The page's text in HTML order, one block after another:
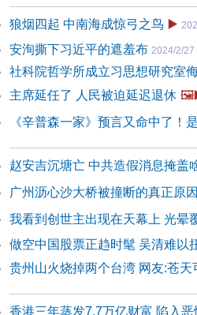
狼烟四起 中南海成惊弓之鸟 ▶️
安洵撕下习近平的遮羞布 2024/2/27
社科院哲学所成立习思想研究室
主席延任了 人民被迫延迟退休
《辛普森一家》预言又命中了！
赵安吉沉塘亡 中共造假消息掩盖
广州沥心沙大桥被撞断的真正原因
我看到创世主出现在天幕上 光晕
做空中国股票正趋时髦 吴清难以
贵州山火烧掉两个台湾 网友:苍天
香港三年蒸发7.7万亿财富 陷入